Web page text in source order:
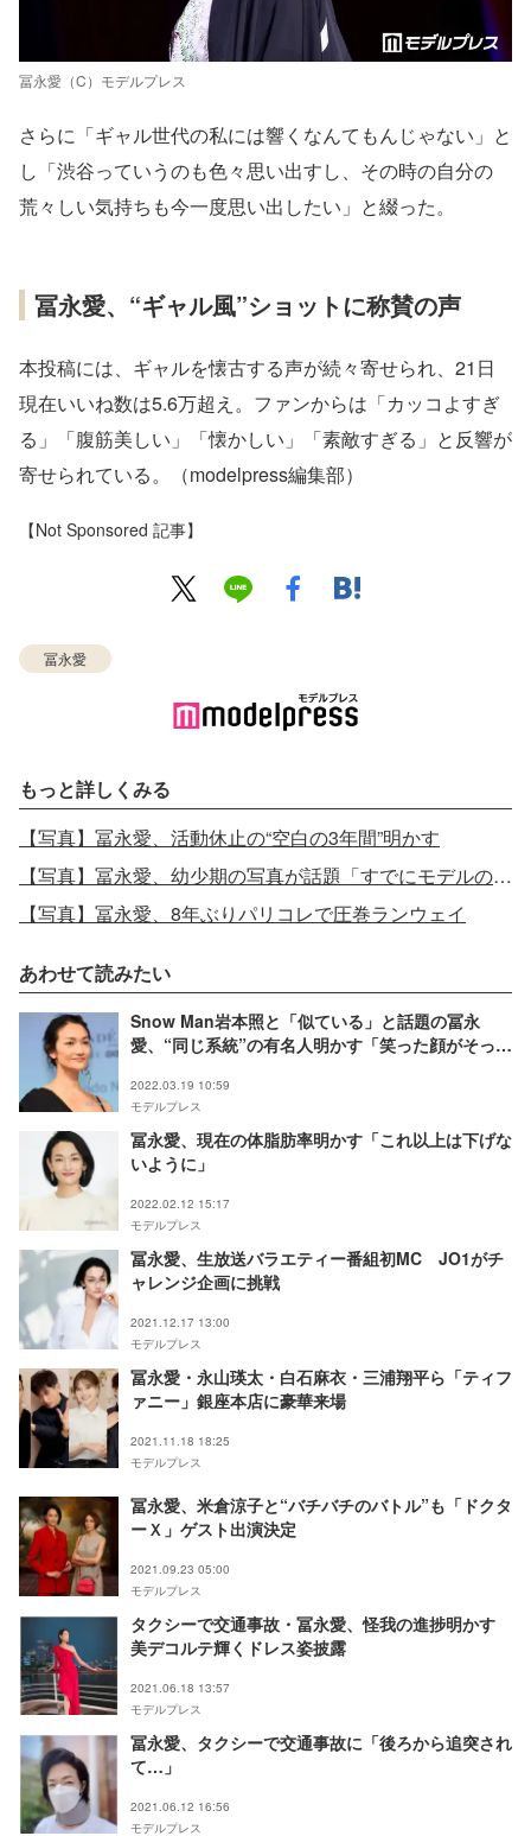
冨永愛（C）モデルプレス
さらに「ギャル世代の私には響くなんてもんじゃない」と
し「渋谷っていうのも色々思い出すし、その時の自分の
荒々しい気持ちも今一度思い出したい」と綴った。
冨永愛、“ギャル風”ショットに称賛の声
本投稿には、ギャルを懐古する声が続々寄せられ、21日
現在いいね数は5.6万超え。ファンからは「カッコよすぎ
る」「腹筋美しい」「懐かしい」「素敵すぎる」と反響が
寄せられている。（modelpress編集部）
【Not Sponsored 記事】
冨永愛
もっと詳しくみる
【写真】冨永愛、活動休止の“空白の3年間”明かす
【写真】冨永愛、幼少期の写真が話題「すでにモデルの風格」「7歳に見えない」
【写真】冨永愛、8年ぶりパリコレで圧巻ランウェイ
あわせて読みたい
Snow Man岩本照と「似ている」と話題の冨永
愛、“同じ系統”の有名人明かす「笑った顔がそっく
2022.03.19 10:59
モデルプレス
冨永愛、現在の体脂肪率明かす「これ以上は下げな
いように」
2022.02.12 15:17
モデルプレス
冨永愛、生放送バラエティー番組初MC JO1がチ
ャレンジ企画に挑戦
2021.12.17 13:00
モデルプレス
冨永愛・永山瑛太・白石麻衣・三浦翔平ら「ティフ
ァニー」銀座本店に豪華来場
2021.11.18 18:25
モデルプレス
冨永愛、米倉涼子と“バチバチのバトル”も「ドクタ
ーＸ」ゲスト出演決定
2021.09.23 05:00
モデルプレス
タクシーで交通事故・冨永愛、怪我の進捗明かす
美デコルテ輝くドレス姿披露
2021.06.18 13:57
モデルプレス
冨永愛、タクシーで交通事故に「後ろから追突され
て…」
2021.06.12 16:56
モデルプレス